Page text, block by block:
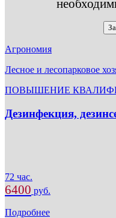
Агрономия
Лесное и лесопарковое
ПОВЫШЕНИЕ
Дезинфекция,
72 час.
6400 руб.
Подробнее